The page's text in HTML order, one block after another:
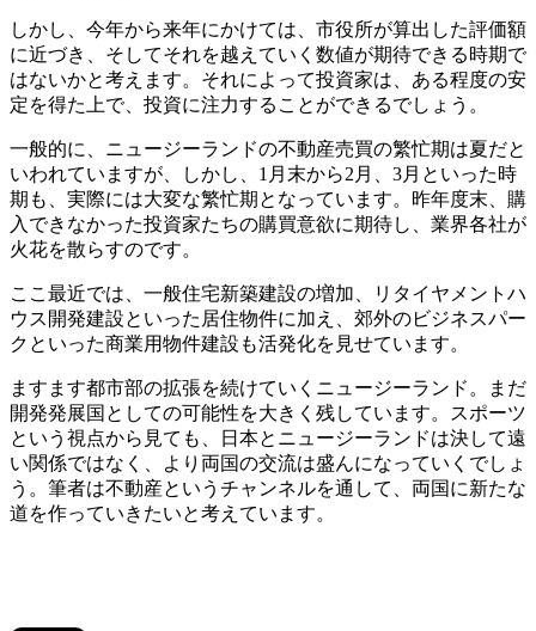
しかし、今年から来年にかけては、市役所が算出した評価額
に近づき、そしてそれを越えていく数値が期待できる時期で
はないかと考えます。それによって投資家は、ある程度の安
定を得た上で、投資に注力することができるでしょう。
一般的に、ニュージーランドの不動産売買の繁忙期は夏だと
いわれていますが、しかし、1月末から2月、3月といった時
期も、実際には大変な繁忙期となっています。昨年度末、購
入できなかった投資家たちの購買意欲に期待し、業界各社が
火花を散らすのです。
ここ最近では、一般住宅新築建設の増加、リタイヤメントハ
ウス開発建設といった居住物件に加え、郊外のビジネスパー
クといった商業用物件建設も活発化を見せています。
ますます都市部の拡張を続けていくニュージーランド。まだ
開発発展国としての可能性を大きく残しています。スポーツ
という視点から見ても、日本とニュージーランドは決して遠
い関係ではなく、より両国の交流は盛んになっていくでしょ
う。筆者は不動産というチャンネルを通して、両国に新たな
道を作っていきたいと考えています。